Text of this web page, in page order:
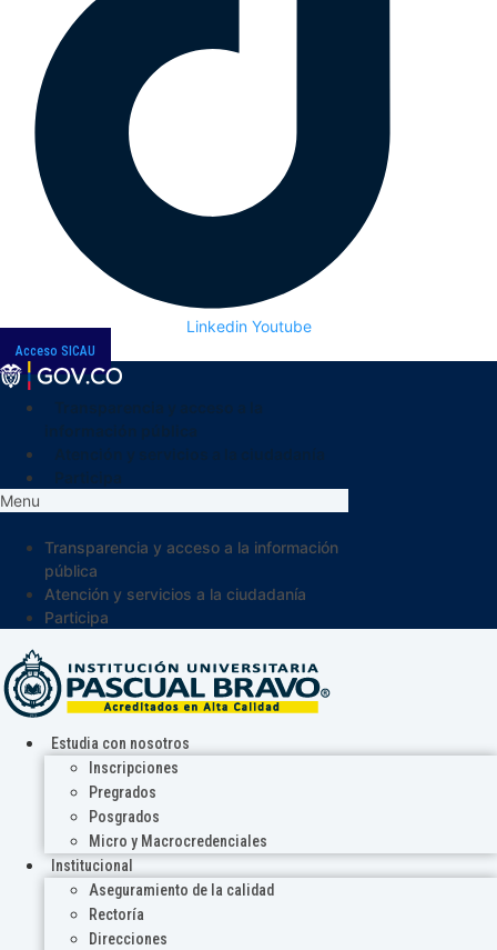
Linkedin Youtube
Acceso SICAU
Menu
Transparencia y acceso a la información
pública
Atención y servicios a la ciudadanía
Participa
Estudia con nosotros
Inscripciones
Pregrados
Posgrados
Micro y Macrocredenciales
Institucional
Aseguramiento de la calidad
Rectoría
Direcciones